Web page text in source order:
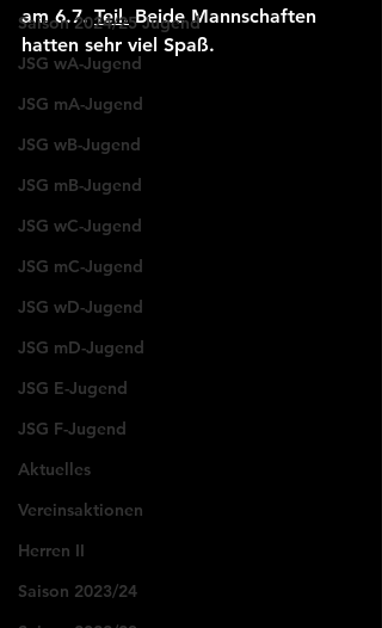
Saison 2024/25 Jugend
JSG wA-Jugend
JSG mA-Jugend
JSG wB-Jugend
JSG mB-Jugend
JSG wC-Jugend
JSG mC-Jugend
JSG wD-Jugend
JSG mD-Jugend
JSG E-Jugend
JSG F-Jugend
Aktuelles
Vereinsaktionen
Herren II
Saison 2023/24
am 6.7. Teil. Beide Mannschaften
hatten sehr viel Spaß.